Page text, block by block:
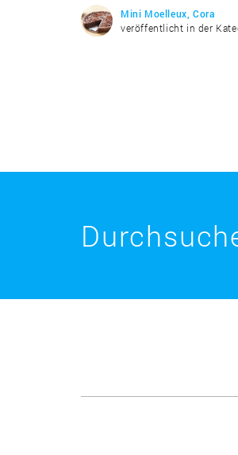
Mini Moelleux, Cora
veröffentlicht in der